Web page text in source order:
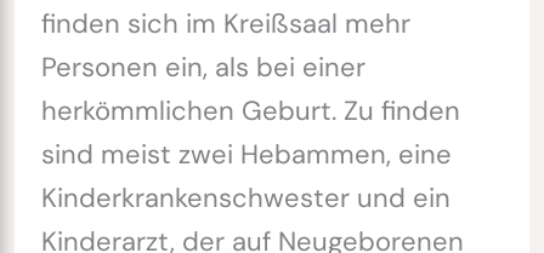
finden sich im Kreißsaal mehr
Personen ein, als bei einer
herkömmlichen Geburt. Zu finden
sind meist zwei Hebammen, eine
Kinderkrankenschwester und ein
Kinderarzt, der auf Neugeborenen